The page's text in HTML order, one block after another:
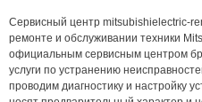
Сервисный центр mitsubishielectric-
ремонте и обслуживании техники
официальным сервисным центром
услуги по устранению
проводим диагностику и настройку